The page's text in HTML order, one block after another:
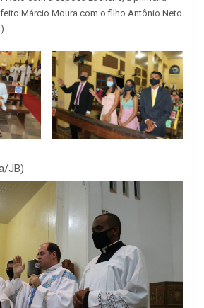
Márcio Moura com o filho Antônio Neto
JB)